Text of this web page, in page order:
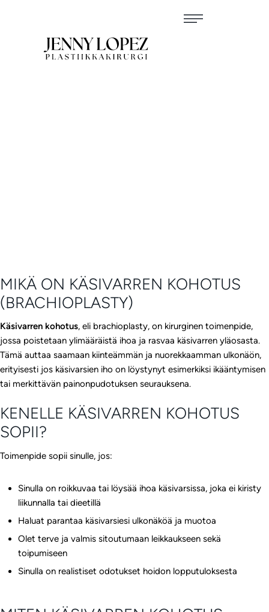
MIKÄ ON KÄSIVARREN KOHOTUS
(BRACHIOPLASTY)
Käsivarren kohotus, eli brachioplasty, on kirurginen toimenpide,
jossa poistetaan ylimääräistä ihoa ja rasvaa käsivarren yläosasta.
Tämä auttaa saamaan kiinteämmän ja nuorekkaamman ulkonäön,
erityisesti jos käsivarsien iho on löystynyt esimerkiksi ikääntymisen
tai merkittävän painonpudotuksen seurauksena.
KENELLE KÄSIVARREN KOHOTUS
SOPII?
Toimenpide sopii sinulle, jos:
Sinulla on roikkuvaa tai löysää ihoa käsivarsissa, joka ei kiristy
liikunnalla tai dieetillä
Haluat parantaa käsivarsiesi ulkonäköä ja muotoa
Olet terve ja valmis sitoutumaan leikkaukseen sekä
toipumiseen
Sinulla on realistiset odotukset hoidon lopputuloksesta